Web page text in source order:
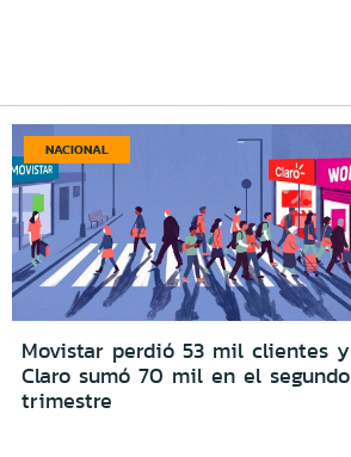
NACIONAL
Movistar perdió 53 mil clientes y
Claro sumó 70 mil en el segundo
trimestre